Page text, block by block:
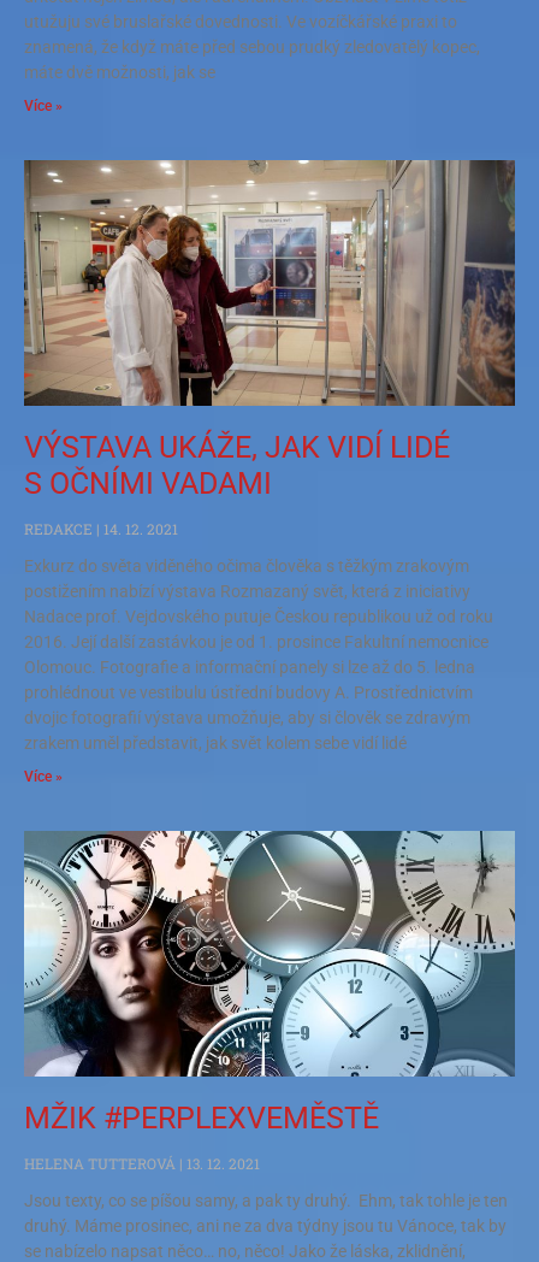
utužuju své bruslařské dovednosti. Ve vozíčkářské praxi to
znamená, že když máte před sebou prudký zledovatělý kopec,
máte dvě možnosti, jak se
Více »
VÝSTAVA UKÁŽE, JAK VIDÍ LIDÉ
S OČNÍMI VADAMI
REDAKCE
14. 12. 2021
Exkurz do světa viděného očima člověka s těžkým zrakovým
postižením nabízí výstava Rozmazaný svět, která z iniciativy
Nadace prof. Vejdovského putuje Českou republikou už od roku
2016. Její další zastávkou je od 1. prosince Fakultní nemocnice
Olomouc. Fotografie a informační panely si lze až do 5. ledna
prohlédnout ve vestibulu ústřední budovy A. Prostřednictvím
dvojic fotografií výstava umožňuje, aby si člověk se zdravým
zrakem uměl představit, jak svět kolem sebe vidí lidé
Více »
MŽIK #PERPLEXVEMĚSTĚ
HELENA TUTTEROVÁ
13. 12. 2021
Jsou texty, co se píšou samy, a pak ty druhý. Ehm, tak tohle je ten
druhý. Máme prosinec, ani ne za dva týdny jsou tu Vánoce, tak by
se nabízelo napsat něco… no, něco! Jako že láska, zklidnění,